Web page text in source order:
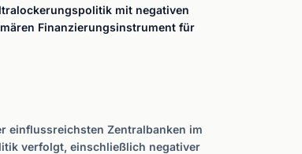
mit negativen
Finanzierungsinstrument für
einflussreichsten Zentralbanken im
verfolgt, einschließlich negativer